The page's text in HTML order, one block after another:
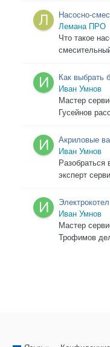
Насосно-
как выбрать
Лемана ПРО
Что такое
Как выбрать
пожалеть:
Иван Умнов
Мастер
Гусейнов
Акриловые
ABS
Иван Умнов
Разобраться
эксперт
Иван Умнов
Мастер
Трофимов